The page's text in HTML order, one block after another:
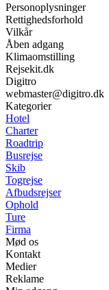
Personoplysninger
Rettighedsforhold
Vilkår
Åben adgang
Klimaomstilling
Rejsekit.dk
Digitro
webmaster@digitro.dk
Kategorier
Hotel
Charter
Roadtrip
Busrejse
Skib
Togrejse
Afbudsrejser
Ophold
Ture
Firma
Mød os
Kontakt
Medier
Reklame